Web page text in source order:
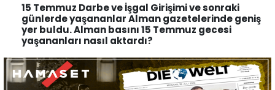
15 Temmuz Darbe ve İşgal Girişimi ve sonraki
günlerde yaşananlar Alman gazetelerinde geniş
yer buldu. Alman basını 15 Temmuz gecesi
yaşananları nasıl aktardı?